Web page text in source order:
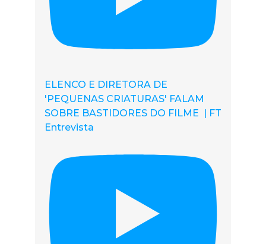
ELENCO E DIRETORA DE
'PEQUENAS CRIATURAS' FALAM
SOBRE BASTIDORES DO FILME | FT
Entrevista